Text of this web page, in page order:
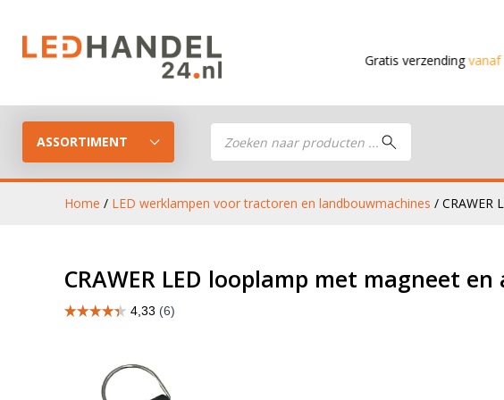
Gratis verzendingvanaf € 150,- in
ASSORTIMENT
Producten
zoeken
LED Guide
Stel je eigen LED-pakket samen
LED werklampen
Home / LED werklampen voor tractoren en landbouwmachines / CRAWER
CRAWER LED looplamp met magneet en